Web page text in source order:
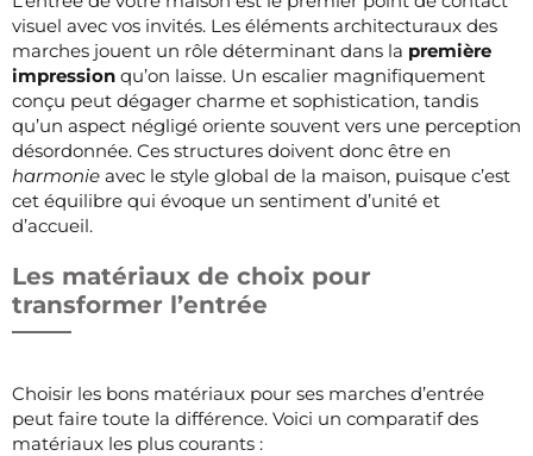
visuel avec vos invités. Les éléments architecturaux des
marches jouent un rôle déterminant dans la première
impression qu’on laisse. Un escalier magnifiquement
conçu peut dégager charme et sophistication, tandis
qu’un aspect négligé oriente souvent vers une perception
désordonnée. Ces structures doivent donc être en
harmonie avec le style global de la maison, puisque c’est
cet équilibre qui évoque un sentiment d’unité et
d’accueil.
Les matériaux de choix pour
transformer l’entrée
Choisir les bons matériaux pour ses marches d’entrée
peut faire toute la différence. Voici un comparatif des
matériaux les plus courants :